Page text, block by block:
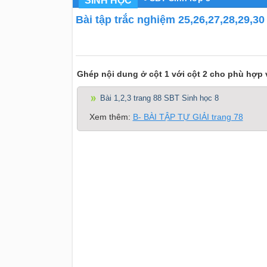
Bài tập trắc nghiệm
Ghép nội dung ở cột 1 với cột 2 cho phù hợp
Bài 1,2,3 trang 88 SBT Sinh học 8
Xem thêm: B- BÀI TẬP TỰ GIẢI trang 78